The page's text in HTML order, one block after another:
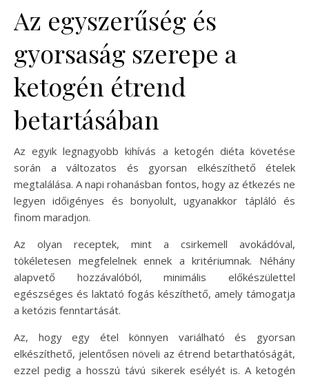
Az egyszerűség és
gyorsaság szerepe a
ketogén étrend
betartásában
Az egyik legnagyobb kihívás a ketogén diéta követése
során a változatos és gyorsan elkészíthető ételek
megtalálása. A napi rohanásban fontos, hogy az étkezés ne
legyen időigényes és bonyolult, ugyanakkor tápláló és
finom maradjon.
Az olyan receptek, mint a csirkemell avokádóval,
tökéletesen megfelelnek ennek a kritériumnak. Néhány
alapvető hozzávalóból, minimális előkészülettel
egészséges és laktató fogás készíthető, amely támogatja
a ketózis fenntartását.
Az, hogy egy étel könnyen variálható és gyorsan
elkészíthető, jelentősen növeli az étrend betarthatóságát,
ezzel pedig a hosszú távú sikerek esélyét is. A ketogén